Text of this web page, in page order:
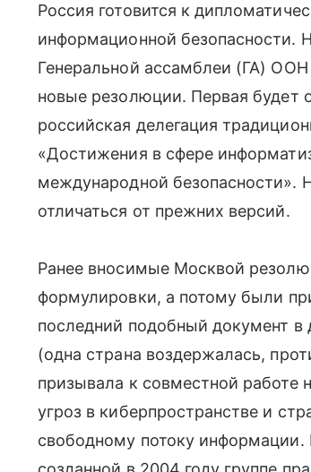
Россия готовится к
информационной безопасности.
Генеральной ассамблеи (ГА) ООН
новые резолюции. Первая будет
российская делегация
«Достижения в сфере
международной безопасности».
отличаться от прежних версий.
Ранее вносимые Москвой
формулировки, а потому были
последний подобный документ в
(одна страна воздержалась,
призывала к совместной
угроз в киберпространстве и
свободному потоку